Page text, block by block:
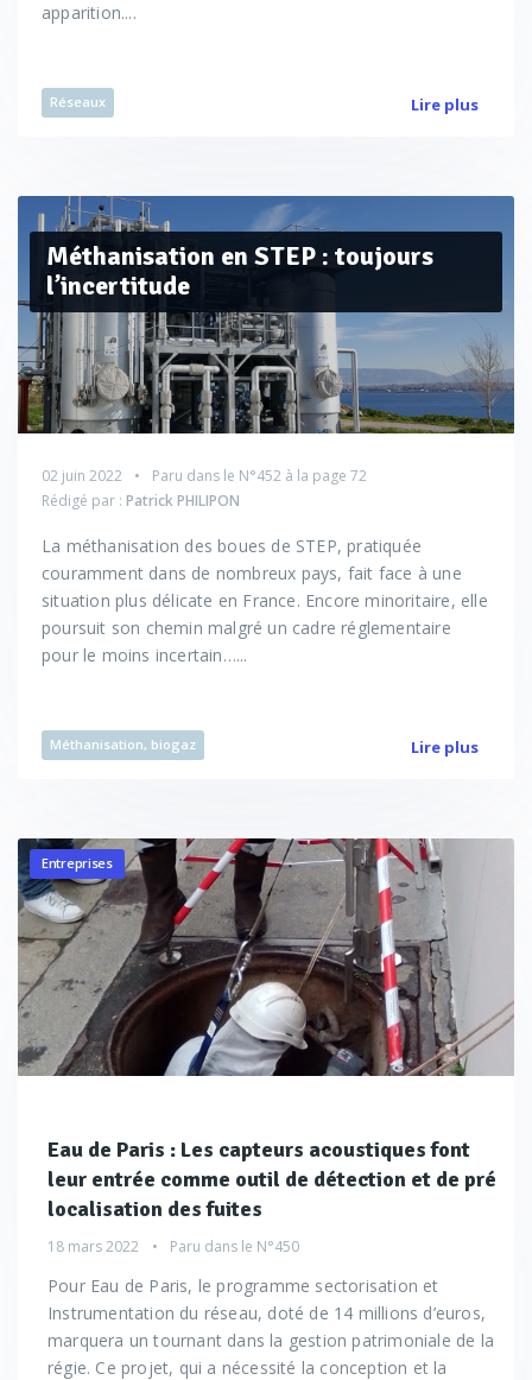
apparition....
Réseaux Lire plus
Méthanisation en STEP : toujours
l’incertitude
02 juin 2022 Paru dans le N°452 à la page 72
Rédigé par : Patrick PHILIPON
La méthanisation des boues de STEP, pratiquée
couramment dans de nombreux pays, fait face à une
situation plus délicate en France. Encore minoritaire, elle
poursuit son chemin malgré un cadre réglementaire
pour le moins incertain…...
Méthanisation, biogaz Lire plus
Entreprises
Eau de Paris : Les capteurs acoustiques font
leur entrée comme outil de détection et de pré
localisation des fuites
18 mars 2022 Paru dans le N°450
Pour Eau de Paris, le programme sectorisation et
Instrumentation du réseau, doté de 14 millions d’euros,
marquera un tournant dans la gestion patrimoniale de la
régie. Ce projet, qui a nécessité la conception et la